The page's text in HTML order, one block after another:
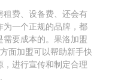
费、设备费、还会有
为一个正规的品牌，都
要成本的。果洛加盟
面加盟可以帮助新手快
进行宣传和制定合理